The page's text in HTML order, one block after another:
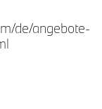
de/angebote-